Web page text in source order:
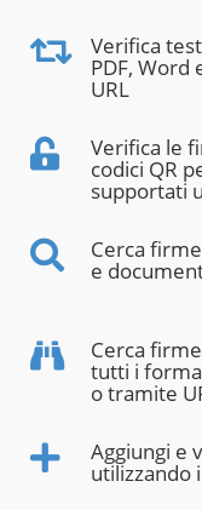
Verifica
PDF, Word
URL
Verifica le
codici QR
supportati
Cerca
e
Cerca
tutti i
o tramite
Aggiungi e
utilizzando